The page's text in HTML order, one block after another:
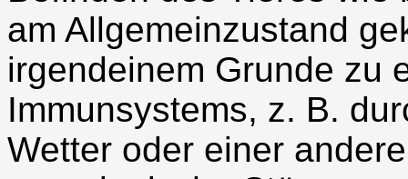
am Allgemeinzustand
irgendeinem Grunde zu
Immunsystems, z. B.
Wetter oder einer